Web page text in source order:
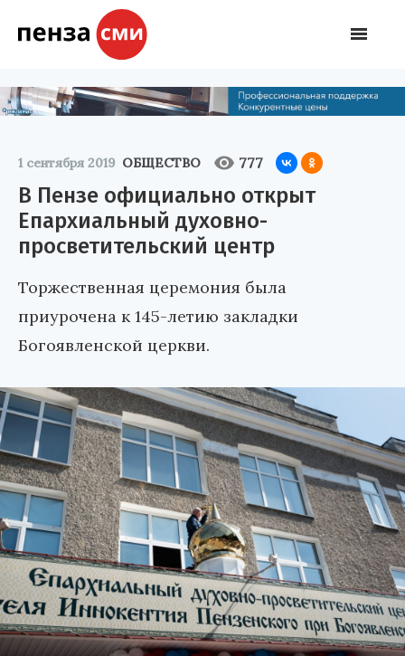
1 сентября 2019 ОБЩЕСТВО 777
В Пензе официально открыт
Епархиальный духовно-
просветительский центр
Торжественная церемония была
приурочена к 145-летию закладки
Богоявленской церкви.